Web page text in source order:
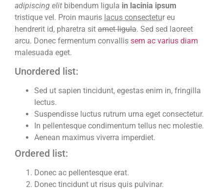
adipiscing elit bibendum ligula in lacinia ipsum
tristique vel. Proin mauris lacus consectetur eu
hendrerit id, pharetra sit amet ligula. Sed sed laoreet
arcu. Donec fermentum convallis sem ac varius diam
malesuada eget.
Unordered list:
Sed ut sapien tincidunt, egestas enim in, fringilla
lectus.
Suspendisse luctus rutrum urna eget consectetur.
In pellentesque condimentum tellus nec molestie.
Aenean maximus viverra imperdiet.
Ordered list:
Donec ac pellentesque erat.
Donec tincidunt ut risus quis pulvinar.